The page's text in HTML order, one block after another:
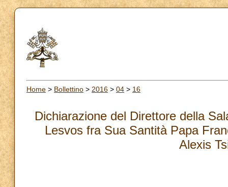
Home > Bollettino > 2016 > 04 > 16
Dichiarazione del Direttore della
Lesvos fra Sua Santità Papa
Alexis